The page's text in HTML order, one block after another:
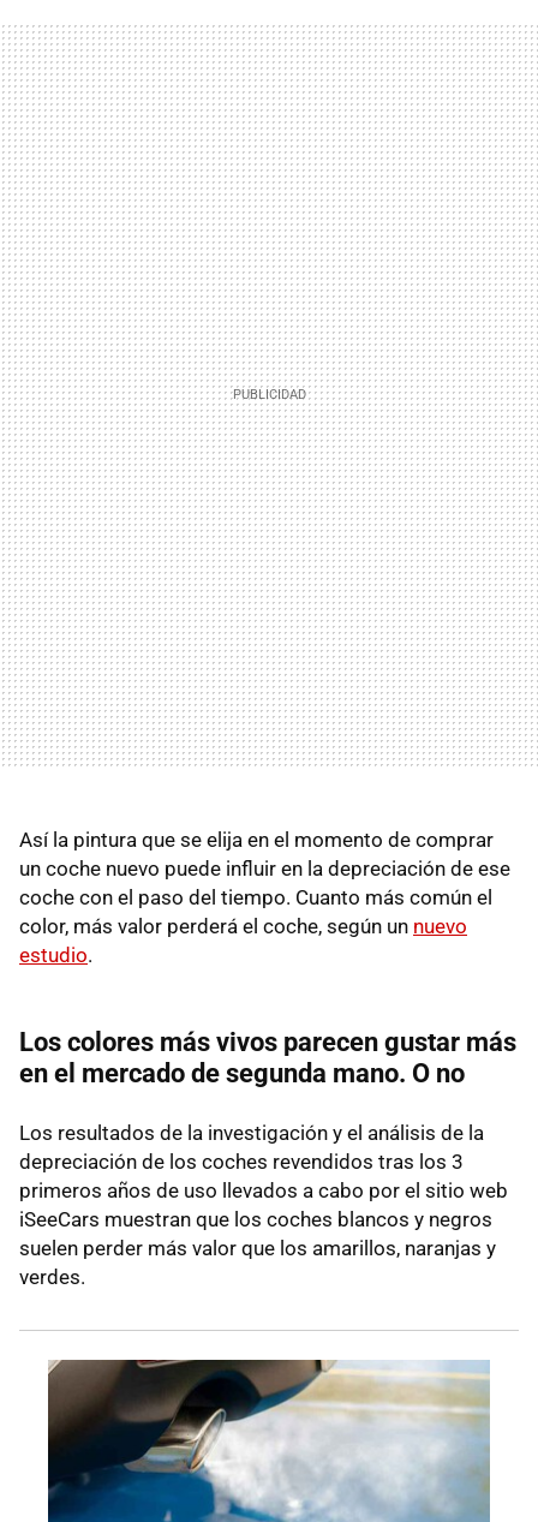
Así la pintura que se elija en el momento de comprar
un coche nuevo puede influir en la depreciación de ese
coche con el paso del tiempo. Cuanto más común el
color, más valor perderá el coche, según un nuevo
estudio.
Los colores más vivos parecen gustar más
en el mercado de segunda mano. O no
Los resultados de la investigación y el análisis de la
depreciación de los coches revendidos tras los 3
primeros años de uso llevados a cabo por el sitio web
iSeeCars muestran que los coches blancos y negros
suelen perder más valor que los amarillos, naranjas y
verdes.